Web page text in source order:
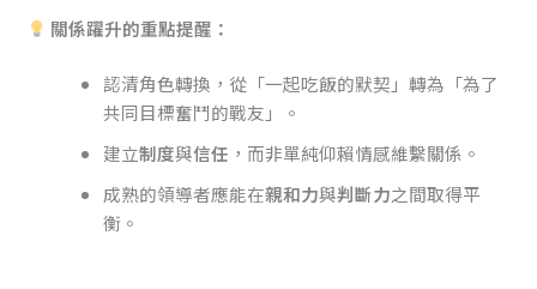
關係躍升的重點提醒：
認清角色轉換，從「一起吃飯的默契」轉為「為了
共同目標奮鬥的戰友」。
建立制度與信任 ，而非單純仰賴情感維繫關係。
成熟的領導者應能在親和力與判斷力之間取得平
衡。